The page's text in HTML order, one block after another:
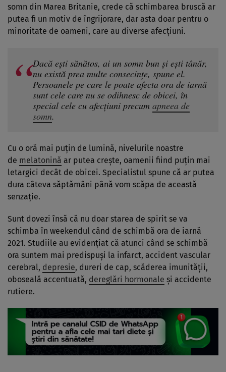
somn din Marea Britanie, crede că schimbarea bruscă ar
putea fi un motiv de îngrijorare, dar asta doar pentru o
minoritate de oameni, care au diverse afecțiuni.
Dacă ești sănătos, ai un somn bun și ești tânăr,
nu există prea multe consecințe, spune el.
Persoanele pe care le poate afecta ora de iarnă
sunt cele care nu se odihnesc de obicei, în
special cele cu afecțiuni precum apneea de
somn.
Cu o oră mai puțin de lumină, nivelurile noastre
de melatonină ar putea crește, oamenii fiind puțin mai
letargici decât de obicei. Specialistul spune că ar putea
dura câteva săptămâni până vom scăpa de această
senzație.
Sunt dovezi însă că nu doar starea de spirit se va
schimba în weekendul când de schimbă ora de iarnă
2021. Studiile au evidențiat că atunci când se schimbă
ora suntem mai predispuși la infarct, accident vascular
cerebral, depresie, dureri de cap, scăderea imunității,
oboseală accentuată, dereglări hormonale și accidente
rutiere.